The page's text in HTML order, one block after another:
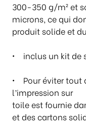
300-350 g/m² et
microns, ce qui
produit solide et
• inclus un kit de
• Pour éviter tout
l’impression sur
toile est fournie
et des cartons